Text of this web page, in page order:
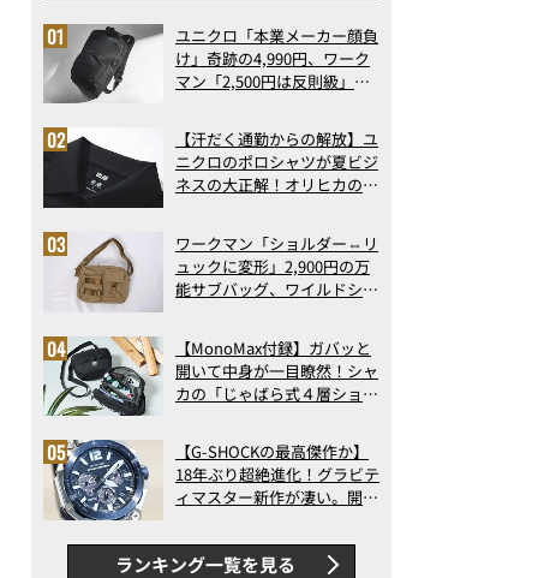
グ・ホイヤー モンツァ キャリバー ホイヤー02 フライバック ク
ユニクロ「本業メーカー顔負
け」奇跡の4,990円、ワーク
マン「2,500円は反則級」凄
ト3】（2026年6月版）
【汗だく通勤からの解放】ユ
ニクロのポロシャツが夏ビジ
ネスの大正解！オリヒカの透
アの実力
ワークマン「ショルダー⇔リ
ュックに変形」2,900円の万
能サブバッグ、ワイルドシン
記事ランキングベスト3】
（2026年6月版）
【MonoMax付録】ガバッと
開いて中身が一目瞭然！シャ
カの「じゃばら式４層ショル
った！
【G-SHOCKの最高傑作か】
18年ぶり超絶進化！グラビテ
ィマスター新作が凄い。開発
新ムーブメントの衝撃
ランキング一覧を見る